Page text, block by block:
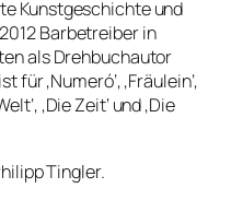
Kunstgeschichte und
Barbetreiber in
als Drehbuchautor
‚Numeró‘, ‚Fräulein‘,
‚Die Zeit‘ und ‚Die
Tingler.